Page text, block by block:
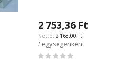
2 753,36 Ft
2 168,00 Ft
/ egységenként
Rating: